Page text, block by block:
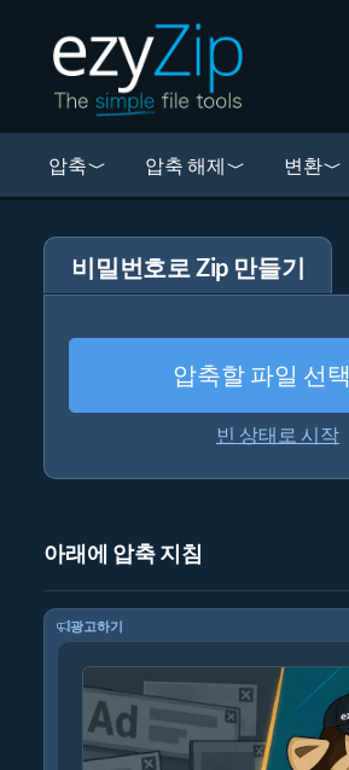
압축 압축 해제 변환
비밀번호로 Zip 만들기
압축할 파일 선택
빈 상태로 시작
아래에 압축 지침
광고하기